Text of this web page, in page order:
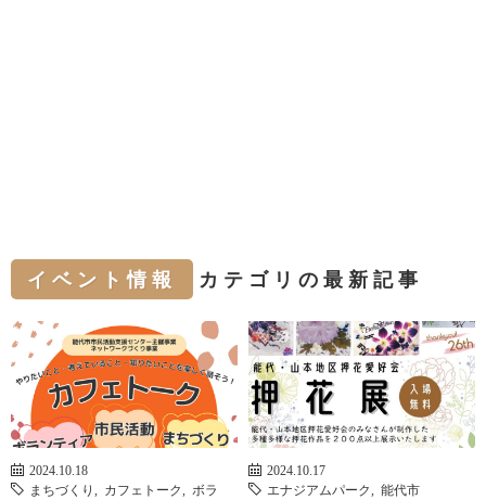
イベント情報 カテゴリの最新記事
2024.10.18
まちづくり
カフェトーク
ボラ
2024.10.17
エナジアムパーク
能代市